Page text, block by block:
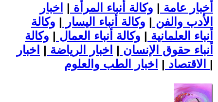
أخبار عامة | وكالة أنباء المرأة | اخبار
الأدب والفن | وكالة أنباء اليسار | وكالة
أنباء العلمانية | وكالة أنباء العمال | وكالة
أنباء حقوق الإنسان | اخبار الرياضة | اخبار
الاقتصاد | |